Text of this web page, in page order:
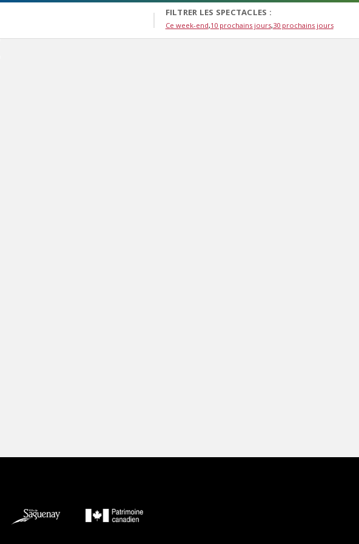
FILTRER LES SPECTACLES :
Ce week-end 10 prochains jours 30 prochains jours